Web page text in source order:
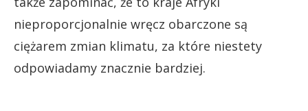
nieproporcjonalnie wręcz obarczone są
ciężarem zmian klimatu, za które niestety
odpowiadamy znacznie bardziej.